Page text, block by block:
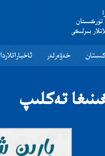
خەۋەرلەر ئاخباراتلاردا
تەكلىپ